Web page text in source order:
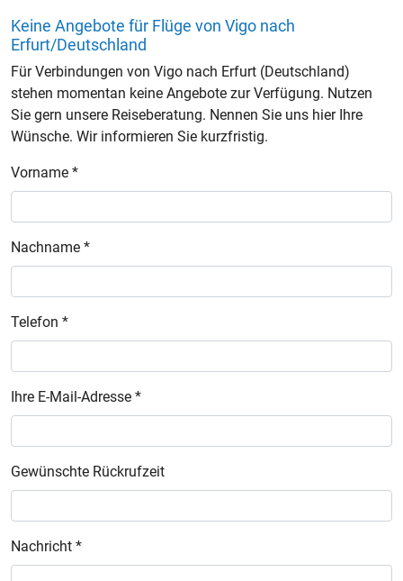
Keine Angebote für Flüge von Vigo nach
Erfurt/Deutschland
Für Verbindungen von Vigo nach Erfurt (Deutschland)
stehen momentan keine Angebote zur Verfügung. Nutzen
Sie gern unsere Reiseberatung. Nennen Sie uns hier Ihre
Wünsche. Wir informieren Sie kurzfristig.
Vorname *
Nachname *
Telefon *
Ihre E-Mail-Adresse *
Gewünschte Rückrufzeit
Nachricht *